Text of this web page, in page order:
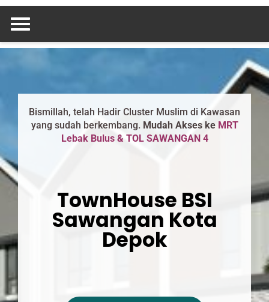
Skip
content
Bismillah, telah Hadir Cluster Muslim di Kawasan
yang sudah berkembang. Mudah Akses ke MRT
Lebak Bulus & TOL SAWANGAN 4
TownHouse BSI
Sawangan Kota
Depok